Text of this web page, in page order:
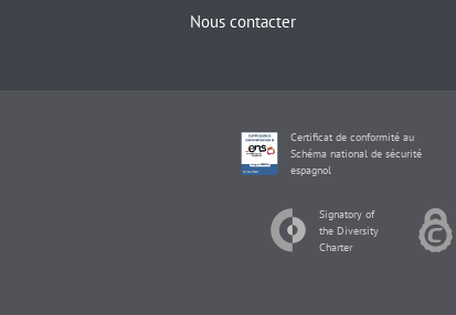
Nous contacter
Certificat de conformité au
Schéma national de sécurité
espagnol
Signatory of
the Diversity
Charter